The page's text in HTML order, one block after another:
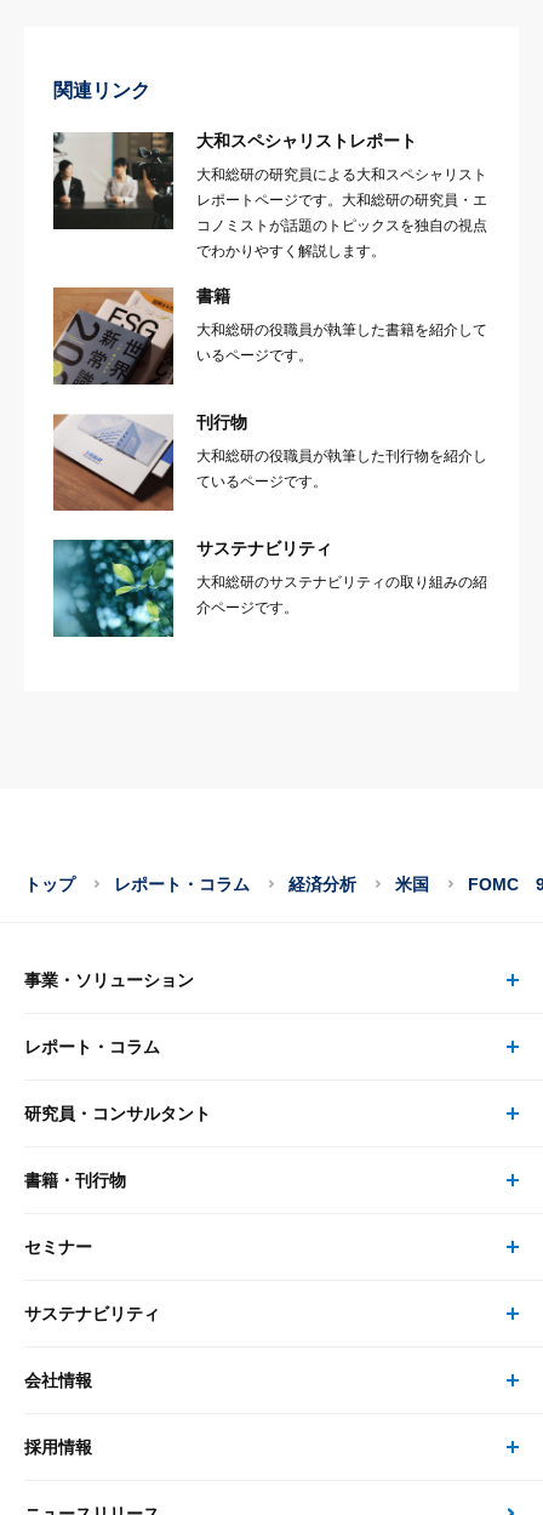
関連リンク
大和スペシャリストレポート
大和総研の研究員による大和スペシャリスト
レポートページです。大和総研の研究員・エ
コノミストが話題のトピックスを独自の視点
でわかりやすく解説します。
書籍
大和総研の役職員が執筆した書籍を紹介して
いるページです。
刊行物
大和総研の役職員が執筆した刊行物を紹介し
ているページです。
サステナビリティ
大和総研のサステナビリティの取り組みの紹
介ページです。
トップ レポート・コラム 経済分析 米国 FOMC 9
事業・ソリューション
事業・ソリューション トップ
リサーチ
大和総研の強み
レポート・コラム
レポート・コラム トップ
最新のレポート・コラム
政策分析
研究員・コンサルタント
研究員・コンサルタント トップ
研究員
書籍・刊行物
書籍・刊行物 トップ
書籍
セミナー
セミナー トップ
現在受付中のセミナー・イベント
サステナビリティ
サステナビリティの取り組み
次世代社会への貢献
会社情報
会社情報 トップ
採用情報